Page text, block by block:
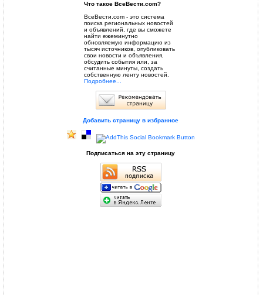
Что такое ВсеВести.com?
ВсеВести.com - это система
поиска региональных новостей
и объявлений, где вы сможете
найти ежеминутно
обновляемую информацию из
тысяч источников, опубликовать
свои новости и объявления,
обсудить события или, за
считанные минуты, создать
собственную ленту новостей.
Подробнее...
Добавить страницу в избранное
Подписаться на эту страницу